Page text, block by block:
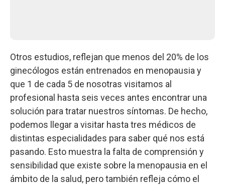
Otros estudios, reflejan que menos del 20% de los
ginecólogos están entrenados en menopausia y
que 1 de cada 5 de nosotras visitamos al
profesional hasta seis veces antes encontrar una
solución para tratar nuestros síntomas. De hecho,
podemos llegar a visitar hasta tres médicos de
distintas especialidades para saber qué nos está
pasando. Esto muestra la falta de comprensión y
sensibilidad que existe sobre la menopausia en el
ámbito de la salud, pero también refleja cómo el